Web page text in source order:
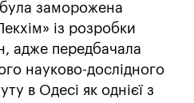
була заморожена
із розробки
адже передбачала
науково-дослідного
в Одесі як однієї з